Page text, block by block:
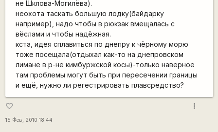
не Шклова-Могилёва).
неохота таскать большую лодку(байдарку
например), надо чтобы в рюкзак вмещалась с
вёслами и чтобы надёжная.
кста, идея сплавиться по днепру к чёрному морю
тоже посещала(отдыхал как-то на днепровском
лимане в р-не кимбуржской косы)-только наверное
там проблемы могут быть при пересечении границы
и ещё, нужно ли регестрировать плавсредство?
favorite_border
15 Фев, 2010 18:44
more_vert